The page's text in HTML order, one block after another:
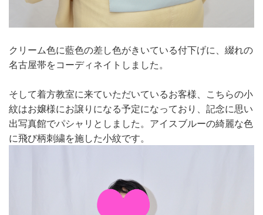
クリーム色に藍色の差し色がきいている付下げに、綴れの
名古屋帯をコーディネイトしました。
そして着方教室に来ていただいているお客様、こちらの小
紋はお嬢様にお譲りになる予定になっており、記念に思い
出写真館でパシャリとしました。アイスブルーの綺麗な色
に飛び柄刺繍を施した小紋です。